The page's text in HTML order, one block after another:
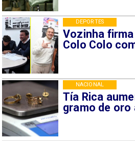
Vozinha
Colo Colo
DEPORTES
Tía Rica
gramo de oro
NACIONAL